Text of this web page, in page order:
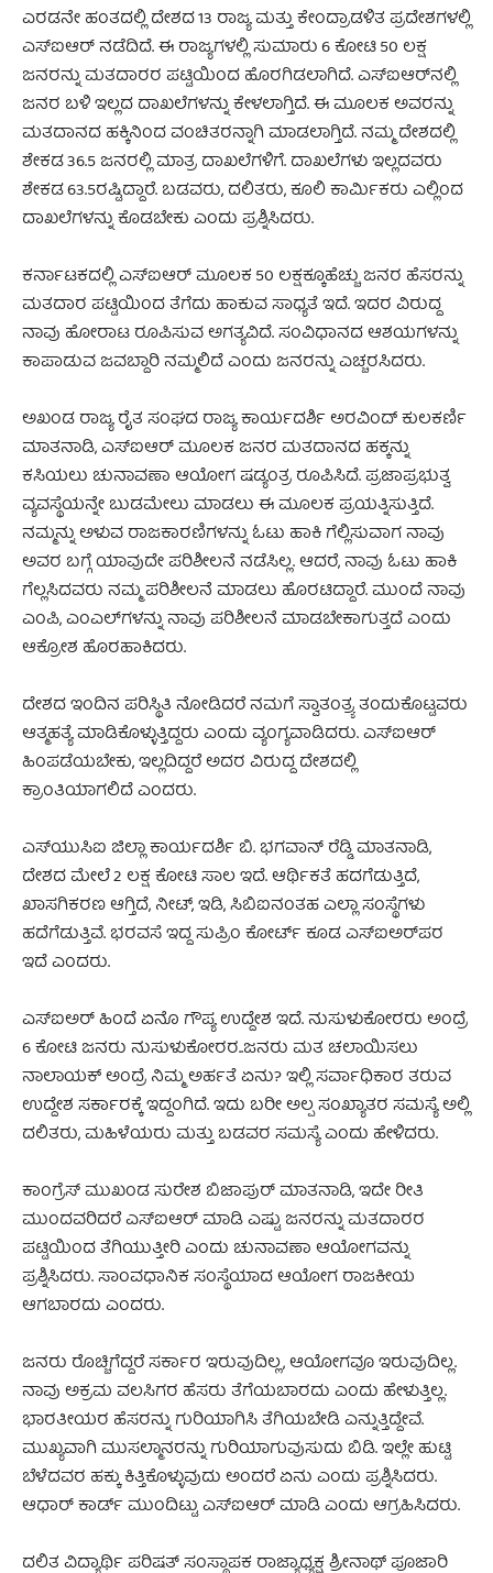
ಎರಡನೇ ಹಂತದಲ್ಲಿ ದೇಶದ 13 ರಾಜ್ಯ ಮತ್ತು ಕೇಂದ್ರಾಡಳಿತ ಪ್ರದೇಶಗಳಲ್ಲಿ
ಎಸ್‌ಐಆರ್ ನಡೆದಿದೆ. ಈ ರಾಜ್ಯಗಳಲ್ಲಿ ಸುಮಾರು 6 ಕೋಟಿ 50 ಲಕ್ಷ
ಜನರನ್ನು ಮತದಾರರ ಪಟ್ಟಿಯಿಂದ ಹೊರಗಿಡಲಾಗಿದೆ. ಎಸ್‌ಐಆರ್‌ನಲ್ಲಿ
ಜನರ ಬಳಿ ಇಲ್ಲದ ದಾಖಲೆಗಳನ್ನು ಕೇಳಲಾಗ್ತಿದೆ. ಈ ಮೂಲಕ ಅವರನ್ನು
ಮತದಾನದ ಹಕ್ಕಿನಿಂದ ವಂಚಿತರನ್ನಾಗಿ ಮಾಡಲಾಗ್ತಿದೆ. ನಮ್ಮ ದೇಶದಲ್ಲಿ
ಶೇಕಡ 36.5 ಜನರಲ್ಲಿ ಮಾತ್ರ ದಾಖಲೆಗಳಿಗೆ. ದಾಖಲೆಗಳು ಇಲ್ಲದವರು
ಶೇಕಡ 63.5ರಷ್ಟಿದ್ದಾರೆ. ಬಡವರು, ದಲಿತರು, ಕೂಲಿ ಕಾರ್ಮಿಕರು ಎಲ್ಲಿಂದ
ದಾಖಲೆಗಳನ್ನು ಕೊಡಬೇಕು ಎಂದು ಪ್ರಶ್ನಿಸಿದರು.
ಕರ್ನಾಟಕದಲ್ಲಿ ಎಸ್‌ಐಆರ್ ಮೂಲಕ 50 ಲಕ್ಷಕ್ಕೂಹೆಚ್ಚು ಜನರ ಹೆಸರನ್ನು
ಮತದಾರ ಪಟ್ಟಿಯಿಂದ ತೆಗೆದು ಹಾಕುವ ಸಾಧ್ಯತೆ ಇದೆ. ಇದರ ವಿರುದ್ದ
ನಾವು ಹೋರಾಟ ರೂಪಿಸುವ ಅಗತ್ಯವಿದೆ. ಸಂವಿಧಾನದ ಆಶಯಗಳನ್ನು
ಕಾಪಾಡುವ ಜವಬ್ದಾರಿ ನಮ್ಮಲಿದೆ ಎಂದು ಜನರನ್ನು ಎಚ್ಚರಸಿದರು.
ಅಖಂಡ ರಾಜ್ಯ ರೈತ ಸಂಘದ ರಾಜ್ಯ ಕಾರ್ಯದರ್ಶಿ ಅರವಿಂದ್ ಕುಲಕರ್ಣಿ
ಮಾತನಾಡಿ, ಎಸ್‌ಐಆರ್ ಮೂಲಕ ಜನರ ಮತದಾನದ ಹಕ್ಕನ್ನು
ಕಸಿಯಲು ಚುನಾವಣಾ ಆಯೋಗ ಷಡ್ಯಂತ್ರ ರೂಪಿಸಿದೆ. ಪ್ರಜಾಪ್ರಭುತ್ವ
ವ್ಯವಸ್ಥೆಯನ್ನೇ ಬುಡಮೇಲು ಮಾಡಲು ಈ ಮೂಲಕ ಪ್ರಯತ್ನಿಸುತ್ತಿದೆ.
ನಮ್ಮನ್ನು ಅಳುವ ರಾಜಕಾರಣಿಗಳನ್ನು ಓಟು ಹಾಕಿ ಗೆಲ್ಲಿಸುವಾಗ ನಾವು
ಅವರ ಬಗ್ಗೆ ಯಾವುದೇ ಪರಿಶೀಲನೆ ನಡೆಸಿಲ್ಲ. ಆದರೆ, ನಾವು ಓಟು ಹಾಕಿ
ಗೆಲ್ಲಸಿದವರು ನಮ್ಮ ಪರಿಶೀಲನೆ ಮಾಡಲು ಹೊರಟಿದ್ದಾರೆ. ಮುಂದೆ ನಾವು
ಎಂಪಿ, ಎಂಎಲ್‌ಗಳನ್ನು ನಾವು ಪರಿಶೀಲನೆ ಮಾಡಬೇಕಾಗುತ್ತದೆ ಎಂದು
ಆಕ್ರೋಶ ಹೊರಹಾಕಿದರು.
ದೇಶದ ಇಂದಿನ ಪರಿಸ್ಥಿತಿ ನೋಡಿದರೆ ನಮಗೆ ಸ್ವಾತಂತ್ರ್ಯ ತಂದುಕೊಟ್ಟವರು
ಆತ್ಮಹತ್ಯೆ ಮಾಡಿಕೊಳ್ಳುತ್ತಿದ್ದರು ಎಂದು ವ್ಯಂಗ್ಯವಾಡಿದರು. ಎಸ್‌ಐಆರ್
ಹಿಂಪಡೆಯಬೇಕು, ಇಲ್ಲದಿದ್ದರೆ ಅದರ ವಿರುದ್ದ ದೇಶದಲ್ಲಿ
ಕ್ರಾಂತಿಯಾಗಲಿದೆ ಎಂದರು.
ಎಸ್‌ಯುಸಿಐ ಜಿಲ್ಲಾ ಕಾರ್ಯದರ್ಶಿ ಬಿ. ಭಗವಾನ್ ರೆಡ್ಡಿ ಮಾತನಾಡಿ,
ದೇಶದ ಮೇಲೆ 2 ಲಕ್ಷ ಕೋಟಿ ಸಾಲ‌‌ ಇದೆ. ಆರ್ಥಿಕತೆ ಹದಗೆಡುತ್ತಿದೆ,
ಖಾಸಗಿಕರಣ ಆಗ್ತಿದೆ, ನೀಟ್, ಇಡಿ, ಸಿಬಿಐನಂತಹ ಎಲ್ಲಾ ಸಂಸ್ಥೆಗಳು
ಹದೆಗೆಡುತ್ತಿವೆ. ಭರವಸೆ ಇದ್ದ ಸುಪ್ರಿಂ‌ ಕೋರ್ಟ್ ಕೂಡ ಎಸ್‌ಐಅರ್‌ಪರ
ಇದೆ ಎಂದರು.
ಎಸ್‌ಐಅರ್ ಹಿಂದೆ ಏನೊ ಗೌಪ್ಯ ಉದ್ದೇಶ ಇದೆ. ನುಸುಳುಕೋರರು ಅಂದ್ರೆ
6 ಕೋಟಿ ಜನರು ನುಸುಳುಕೋರರ..ಜನರು ಮತ ಚಲಾಯಿಸಲು
ನಾಲಾಯಕ್ ಅಂದ್ರೆ ನಿಮ್ಮ ಅರ್ಹತೆ ಏನು? ಇಲ್ಲಿ ಸರ್ವಾಧಿಕಾರ ತರುವ
ಉದ್ದೇಶ ಸರ್ಕಾರಕ್ಕೆ ಇದ್ದಂಗಿದೆ. ಇದು ಬರೀ ಅಲ್ಪ ಸಂಖ್ಯಾತರ ಸಮಸ್ಯೆ ಅಲ್ಲಿ
ದಲಿತರು, ಮಹಿಳೆಯರು ಮತ್ತು ಬಡವರ ಸಮಸ್ಯೆ ಎಂದು ಹೇಳಿದರು.
ಕಾಂಗ್ರೆಸ್ ಮುಖಂಡ ಸುರೇಶ ಬಿಜಾಪುರ್ ಮಾತನಾಡಿ, ಇದೇ ರೀತಿ
ಮುಂದವರಿದರೆ ಎಸ್‌ಐಆರ್ ಮಾಡಿ ಎಷ್ಟು ಜನರನ್ನು ಮತದಾರರ
ಪಟ್ಟಿಯಿಂದ ತೆಗಿಯುತ್ತೀರಿ ಎಂದು ಚುನಾವಣಾ ಆಯೋಗವನ್ನು
ಪ್ರಶ್ನಿಸಿದರು. ಸಾಂವಧಾನಿಕ ಸಂಸ್ಥೆಯಾದ ಆಯೋಗ ರಾಜಕೀಯ
ಆಗಬಾರದು ಎಂದರು.
ಜನರು ರೊಚ್ಚಿಗೆದ್ದರೆ ಸರ್ಕಾರ ಇರುವುದಿಲ್ಲ, ಆಯೋಗವೂ ಇರುವುದಿಲ್ಲ.
ನಾವು ಅಕ್ರಮ ವಲಸಿಗರ ಹೆಸರು ತೆಗೆಯಬಾರದು ಎಂದು ಹೇಳುತ್ತಿಲ್ಲ.
ಭಾರತೀಯರ ಹೆಸರನ್ನು ಗುರಿಯಾಗಿಸಿ ತೆಗಿಯಬೇಡಿ ಎನ್ನುತ್ತಿದ್ದೇವೆ.
ಮುಖ್ಯವಾಗಿ ಮುಸಲ್ಮಾನರನ್ನು ಗುರಿಯಾಗುವುಸುದು ಬಿಡಿ. ಇಲ್ಲೇ ಹುಟ್ಟಿ
ಬೆಳೆದವರ ಹಕ್ಕು ಕಿತ್ತಿಕೊಳ್ಳುವುದು ಅಂದರೆ ಏನು ಎಂದು ಪ್ರಶ್ನಿಸಿದರು.
ಆಧಾರ್ ಕಾರ್ಡ್ ಮುಂದಿಟ್ಟು ಎಸ್‌ಐಆರ್ ಮಾಡಿ ಎಂದು ಆಗ್ರಹಿಸಿದರು.
ದಲಿತ ವಿದ್ಯಾರ್ಥಿ ಪರಿಷತ್ ಸಂಸ್ಥಾಪಕ ರಾಜ್ಯಾಧ್ಯಕ್ಷ ಶ್ರೀನಾಥ್ ಪೂಜಾರಿ